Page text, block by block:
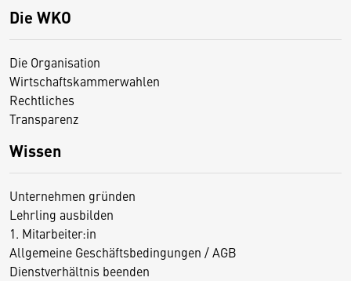
Die WKO
Die Organisation
Wirtschaftskammerwahlen
Rechtliches
Transparenz
Wissen
Unternehmen gründen
Lehrling ausbilden
1. Mitarbeiter:in
Allgemeine Geschäftsbedingungen / AGB
Dienstverhältnis beenden